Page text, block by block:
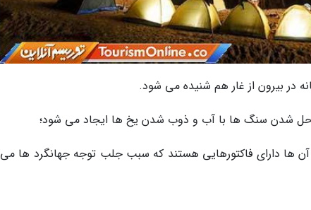
در بیرون از غار هم شنیده می شود.
حل شدن سنگ ها با آب و ذوب شدن یخ ها ایجاد می شود؛
ها دارای فاکتورهایی هستند که سبب جلب توجه جهانگرد ها می